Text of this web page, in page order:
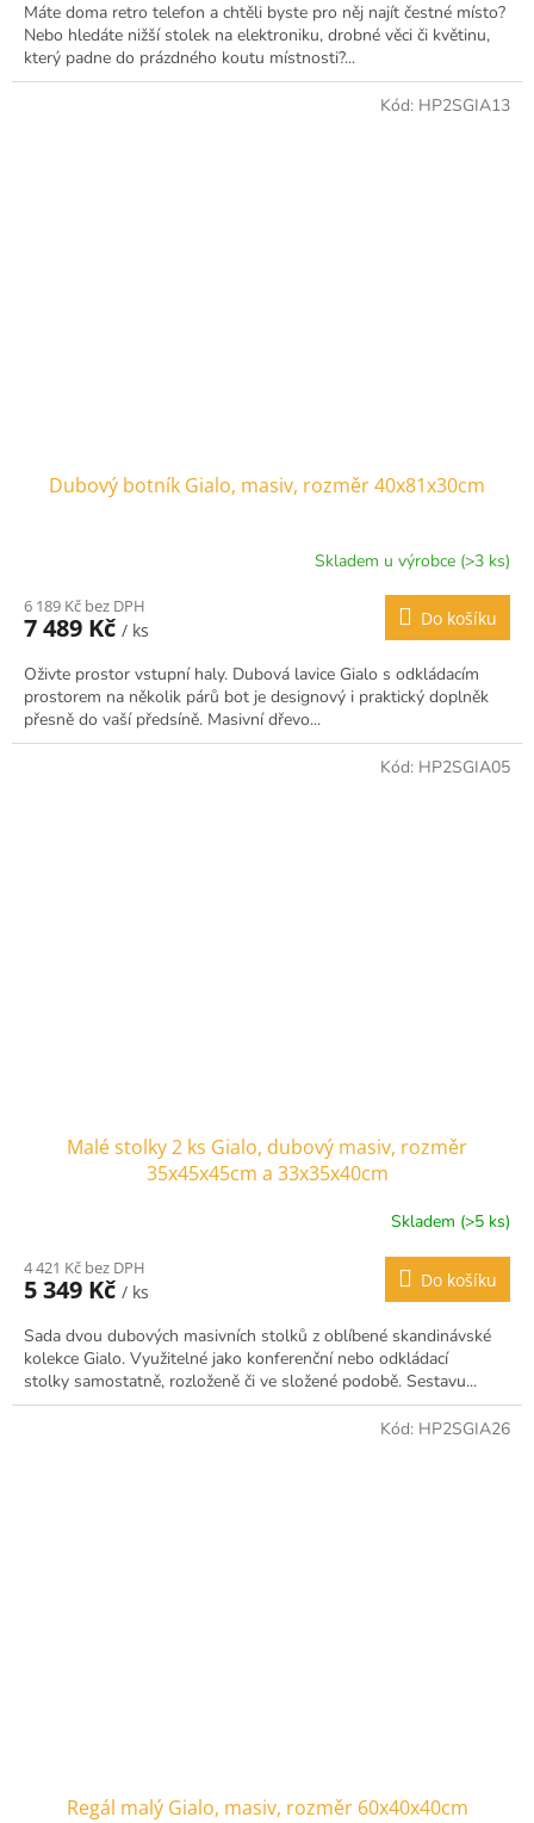
Máte doma retro telefon a chtěli byste pro něj najít čestné místo?
Nebo hledáte nižší stolek na elektroniku, drobné věci či květinu,
který padne do prázdného koutu místnosti?...
Dubový botník Gialo, masiv, rozměr 40x81x30cm
Skladem u výrobce (>3 ks)
6 189 Kč bez DPH
7 489 Kč / ks
Do košíku
Oživte prostor vstupní haly. Dubová lavice Gialo s odkládacím
prostorem na několik párů bot je designový i praktický doplněk
přesně do vaší předsíně. Masivní dřevo...
Kód: HP2SGIA13
Malé stolky 2 ks Gialo, dubový masiv, rozměr
35x45x45cm a 33x35x40cm
produktu
je
z
5
hvězdiček.
Skladem (>5 ks)
4 421 Kč bez DPH
5 349 Kč / ks
Do košíku
Sada dvou dubových masivních stolků z oblíbené skandinávské
kolekce Gialo. Využitelné jako konferenční nebo odkládací
stolky samostatně, rozloženě či ve složené podobě. Sestavu...
Kód: HP2SGIA05
Regál malý Gialo, masiv, rozměr 60x40x40cm
Kód: HP2SGIA26